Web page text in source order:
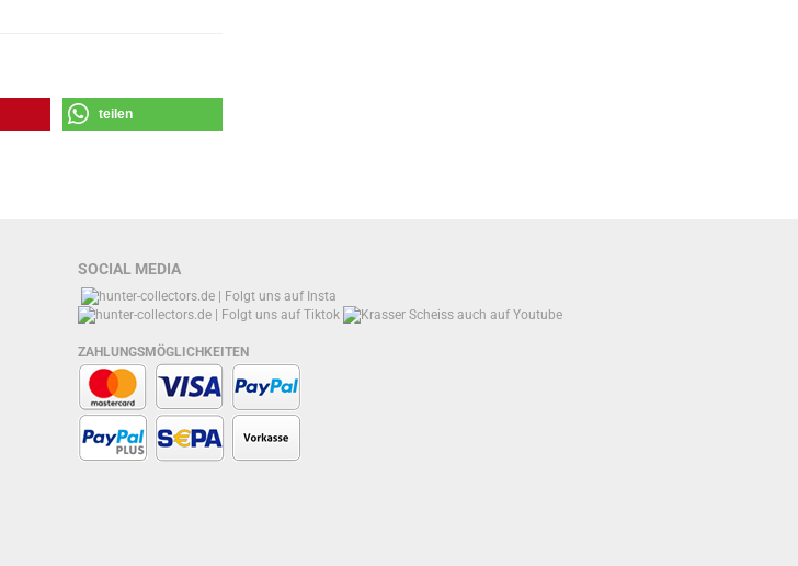
teilen
SOCIAL MEDIA
ZAHLUNGSMÖGLICHKEITEN